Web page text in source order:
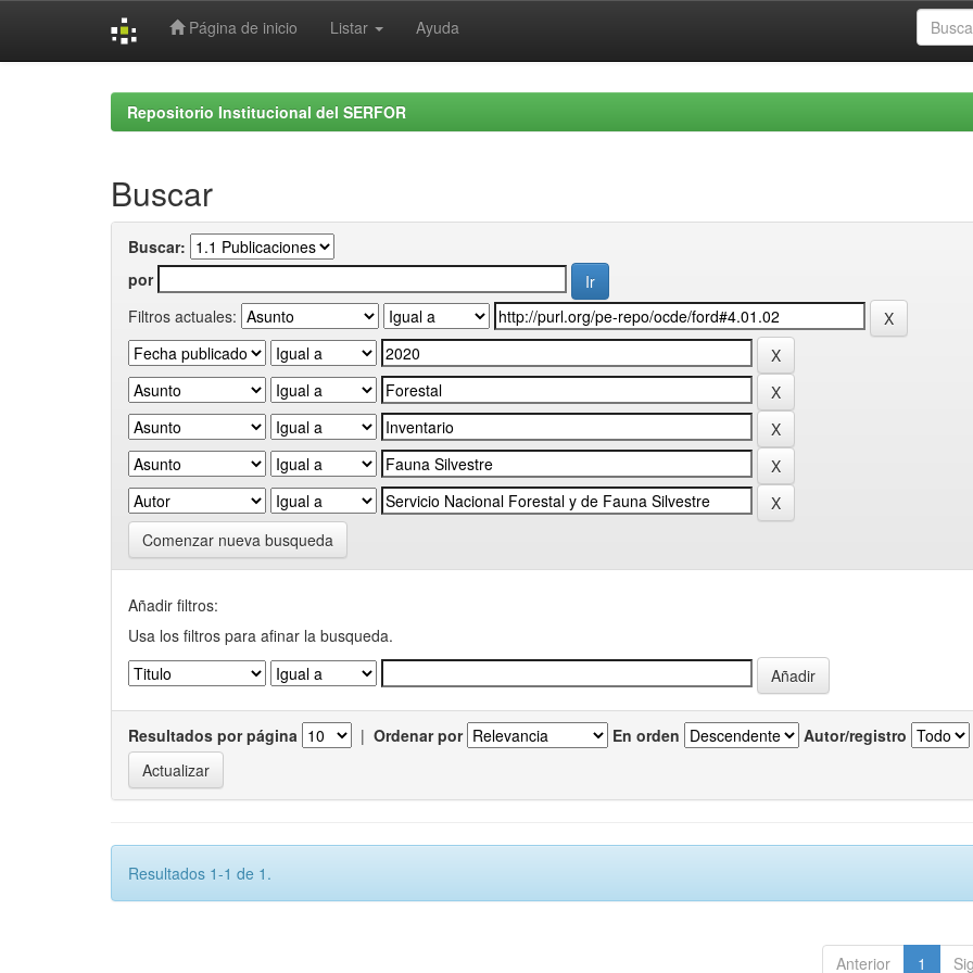
Página de inicio Listar Ayuda
Repositorio Institucional del SERFOR
Buscar
Buscar:
por
Filtros actuales:
Comenzar nueva busqueda
Añadir filtros:
Usa los filtros para afinar la busqueda.
Resultados por página | Ordenar por En orden Autor/registro
Resultados 1-1 de 1.
Anterior 1